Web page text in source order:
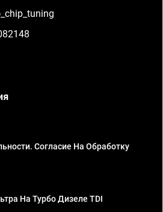
Согласие На Обработку
На Турбо Дизеле TDI